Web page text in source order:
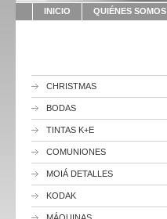
INICIO QUIÉNES SOMOS
CHRISTMAS
BODAS
TINTAS K+E
COMUNIONES
MOIÁ DETALLES
KODAK